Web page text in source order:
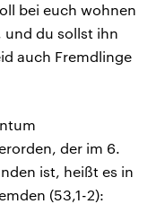
bei euch wohnen
und du sollst ihn
auch Fremdlinge
der im 6.
ist, heißt es in
(53,1-2):